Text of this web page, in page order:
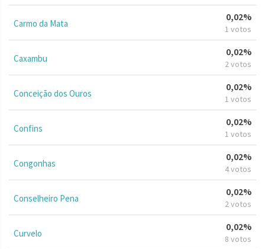
Carmo da Mata
0,02%
1 votos
Caxambu
0,02%
2 votos
Conceição dos Ouros
0,02%
1 votos
Confins
0,02%
1 votos
Congonhas
0,02%
4 votos
Conselheiro Pena
0,02%
2 votos
Curvelo
0,02%
8 votos